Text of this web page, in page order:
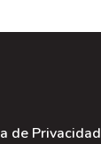
de Privacidad